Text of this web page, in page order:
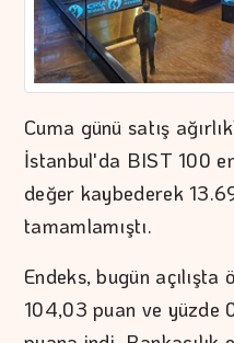
Cuma günü satış
İstanbul'da BIST 100
değer kaybederek
tamamlamıştı.
Endeks, bugün açılışta
104,03 puan ve yüzde